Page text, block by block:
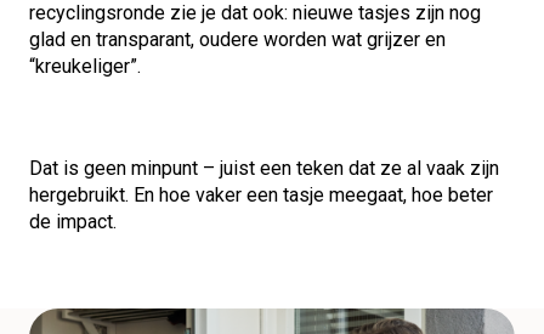
recyclingsronde zie je dat ook: nieuwe tasjes zijn nog
glad en transparant, oudere worden wat grijzer en
“kreukeliger”.
Dat is geen minpunt – juist een teken dat ze al vaak zijn
hergebruikt. En hoe vaker een tasje meegaat, hoe beter
de impact.